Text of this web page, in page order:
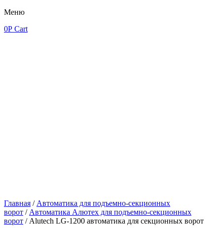
Меню
0Р Cart
Главная / Автоматика для подъемно-секционных
ворот / Автоматика Алютех для подъемно-секционных
ворот / Alutech LG-1200 автоматика для секционных ворот